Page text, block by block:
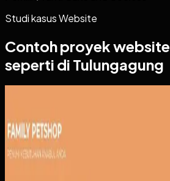
Studi kasusWebsite
Contoh proyekwebsite
seperti di Tulungagung
Family Petshop
Family Petshop